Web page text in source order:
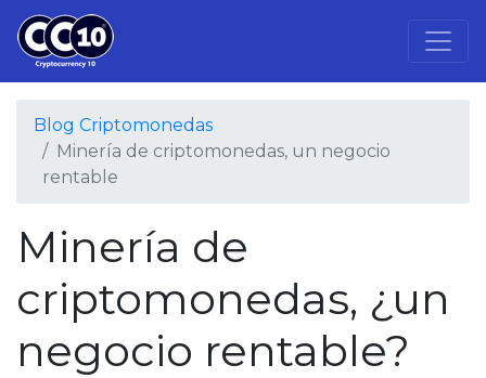
Blog Criptomonedas
Minería de criptomonedas, un negocio
rentable
Minería de
criptomonedas, ¿un
negocio rentable?